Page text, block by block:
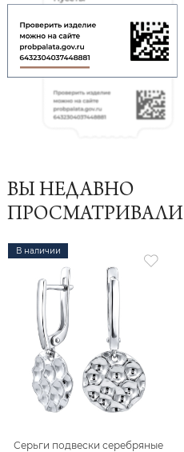
ВЫ НЕДАВНО
ПРОСМАТРИВАЛИ
В наличии
Серьги подвески серебряные